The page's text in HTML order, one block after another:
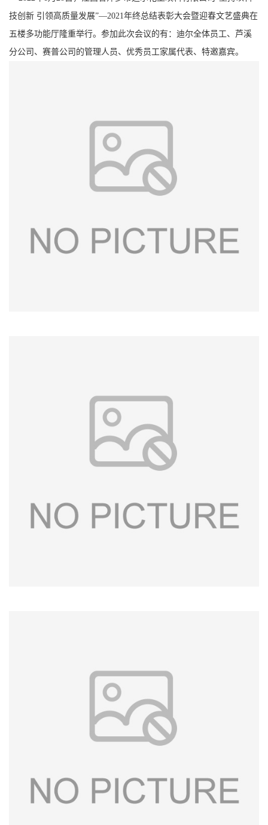
技创新 引领高质量发展”—2021年终总结表彰大会暨迎春文艺盛典在
五楼多功能厅隆重举行。参加此次会议的有：迪尔全体员工、芦溪
分公司、赛普公司的管理人员、优秀员工家属代表、特邀嘉宾。